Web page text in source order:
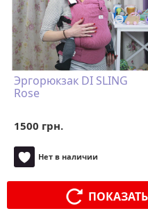
Эргорюкзак DI SLING
Rose
1500 грн.
Нет в наличии